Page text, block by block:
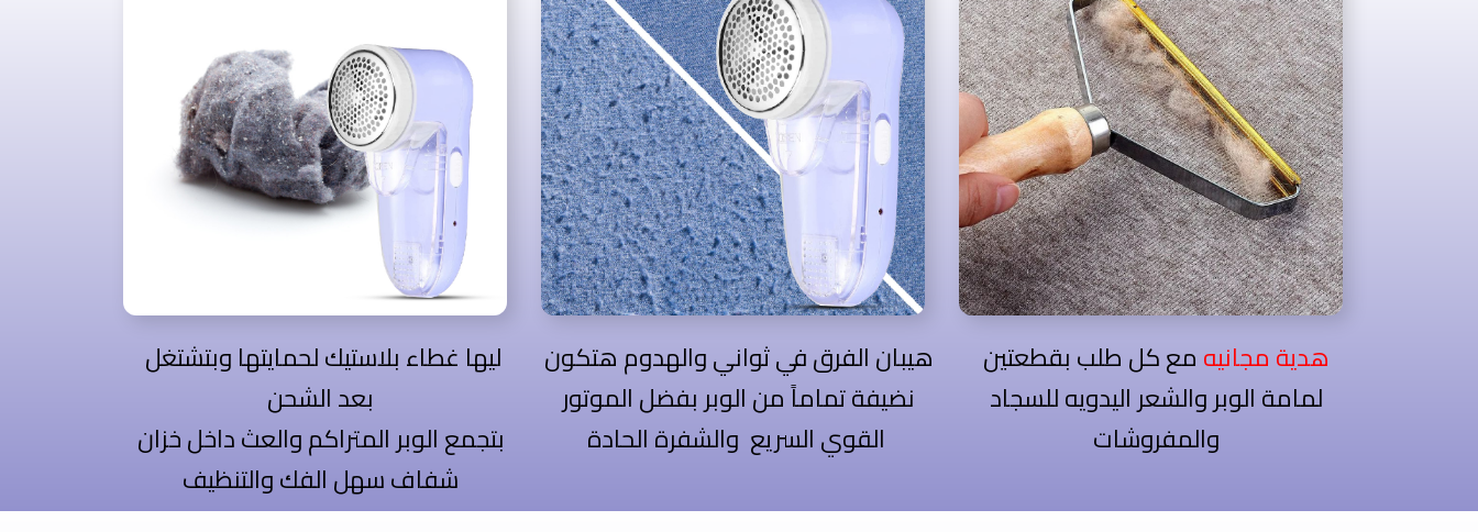
بعد الشحن
بتجمع الوبر المتراكم والعث داخل خزان
شفاف سهل الفك والتنظيف
هيبان الفرق في ثواني والهدوم هتكون
نضيفة تماماً من الوبر بفضل الموتور
هدية مجانيهمع كل طلب بقطعتين
لمامة الوبر والشعر اليدويه للسجاد
والمفروشات